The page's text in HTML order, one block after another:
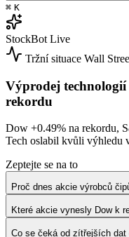
⌘ K
StockBot Live
Tržní situace Wall
Výprodej technologií
rekordu
Dow +0.49% na rekordu,
Tech oslabil kvůli výhledu
Zeptejte se na to
Proč dnes akcie výrobců
Které akcie vynesly Dow k
Co se čeká od zítřejších dat